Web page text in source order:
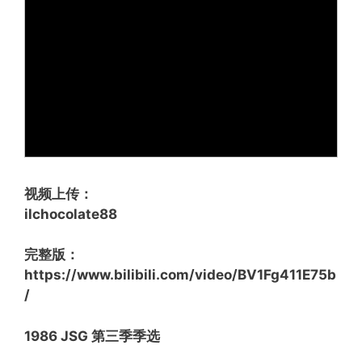
视频上传：
ilchocolate88
完整版：
https://www.bilibili.com/video/BV1Fg411E75b
/
1986 JSG 第三季季选